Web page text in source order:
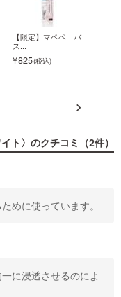
【限定】マペペ バ
ス...
825
ト〉 のクチコミ（2件）
めに使っています。
に浸透させるのによ